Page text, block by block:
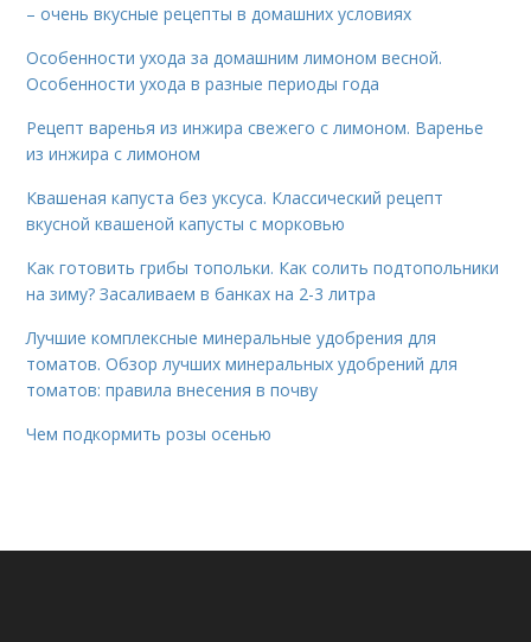
– очень вкусные рецепты в домашних условиях
Особенности ухода за домашним лимоном весной.
Особенности ухода в разные периоды года
Рецепт варенья из инжира свежего с лимоном. Варенье
из инжира с лимоном
Квашеная капуста без уксуса. Классический рецепт
вкусной квашеной капусты с морковью
Как готовить грибы топольки. Как солить подтопольники
на зиму? Засаливаем в банках на 2-3 литра
Лучшие комплексные минеральные удобрения для
томатов. Обзор лучших минеральных удобрений для
томатов: правила внесения в почву
Чем подкормить розы осенью